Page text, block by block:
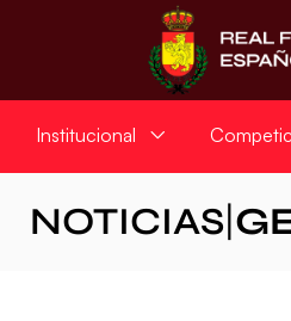
Institucional
NOTICIAS